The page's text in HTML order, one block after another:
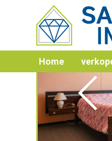
Home
Vorige